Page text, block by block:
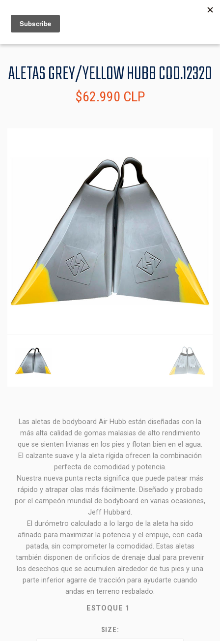
MENU
ALETAS GREY/YELLOW HUBB COD.12320
$62.990 CLP
Las aletas de bodyboard Air Hubb están diseñadas con la
más alta calidad de gomas malasias de alto rendimiento
que se sienten livianas en los pies y flotan bien en el agua.
El calzante suave y la aleta rígida ofrecen la combinación
perfecta de comodidad y potencia.
Nuestra nueva punta recta significa que puede patear más
rápido y atrapar olas más fácilmente. Diseñado y probado
por el campeón mundial de bodyboard en varias ocasiones,
Jeff Hubbard.
El durómetro calculado a lo largo de la aleta ha sido
afinado para maximizar la potencia y el empuje, con cada
patada, sin comprometer la comodidad. Estas aletas
también disponen de orificios de drenaje dual para prevenir
los desechos que se acumulen alrededor de tus pies y una
parte inferior agarre de tracción para ayudarte cuando
andas en terreno resbalado.
ESTOQUE 1
SIZE: